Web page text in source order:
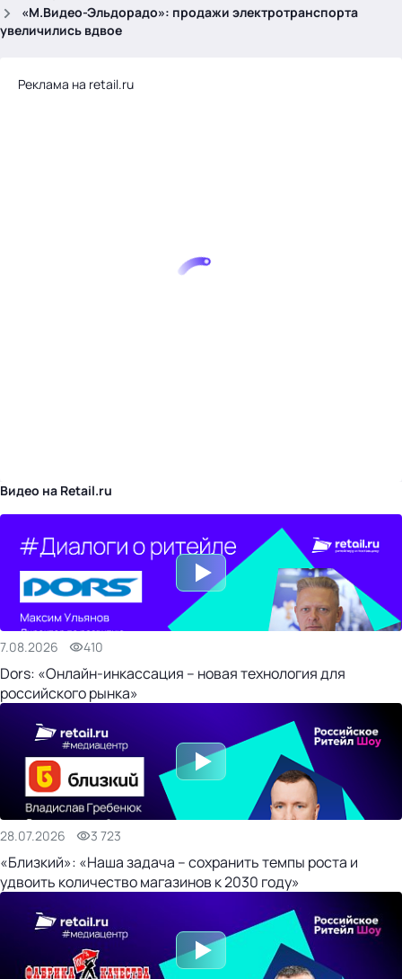
«М.Видео-Эльдорадо»: продажи электротранспорта
увеличились вдвое
Реклама на retail.ru
Видео на Retail.ru
7.08.2026 410
Dors: «Онлайн-инкассация – новая технология для
российского рынка»
28.07.2026 3 723
«Близкий»: «Наша задача – сохранить темпы роста и
удвоить количество магазинов к 2030 году»